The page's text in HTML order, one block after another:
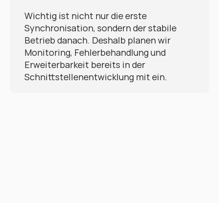
Wichtig ist nicht nur die erste
Synchronisation, sondern der stabile
Betrieb danach. Deshalb planen wir
Monitoring, Fehlerbehandlung und
Erweiterbarkeit bereits in der
Schnittstellenentwicklung mit ein.